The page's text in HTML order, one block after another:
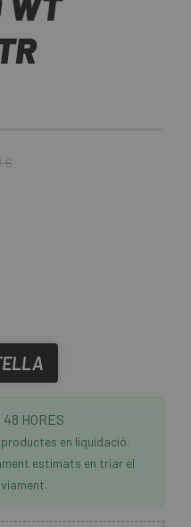
€
HORES
en liquidació.
estimats en triar el